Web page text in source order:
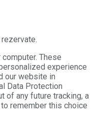
These
experience
our website in
Data Protection
of any future tracking, a
remember this choice